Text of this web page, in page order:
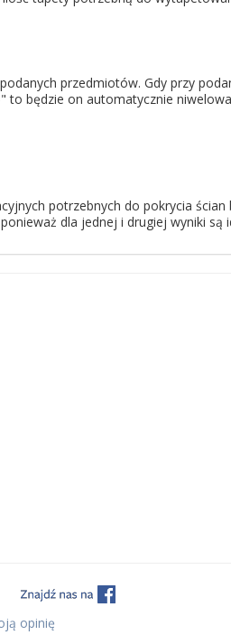
przedmiotów. Gdy przy
to będzie on automatycznie
potrzebnych do pokrycia
dla jednej i drugiej wyniki są
opinię